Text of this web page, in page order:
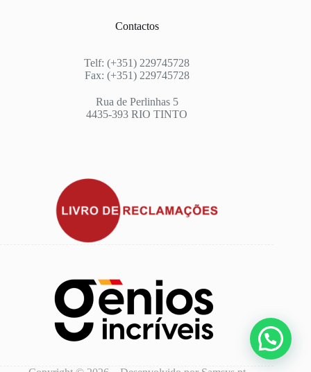
Contactos
Telf: (+351) 229745728
Fax: (+351) 229745728
Rua de Perlinhas 5
4435-393 RIO TINTO